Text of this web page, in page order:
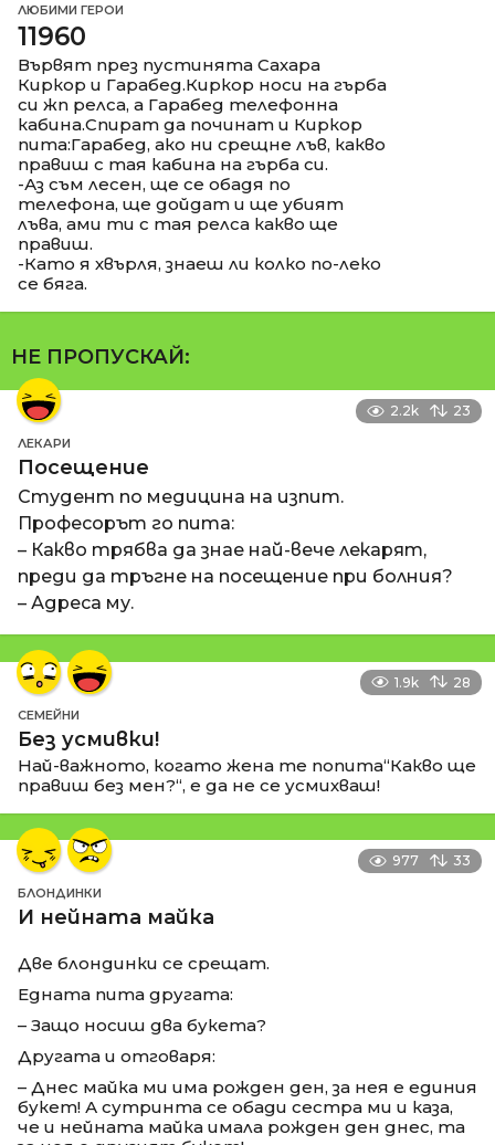
ЛЮБИМИ ГЕРОИ
11960
Вървят през пустинята Сахара
Киркор и Гарабед.Киркор носи на гърба
си жп релса, а Гарабед телефонна
кабина.Спират да починат и Киркор
пита:Гарабед, ако ни срещне лъв, какво
правиш с тая кабина на гърба си.
-Аз съм лесен, ще се обадя по
телефона, ще дойдат и ще убият
лъва, ами ти с тая релса какво ще
правиш.
-Като я хвърля, знаеш ли колко по-леко
се бяга.
НЕ ПРОПУСКАЙ:
2.2k 23
ЛЕКАРИ
Посещение
Студент по медицина на изпит.
Професорът го пита:
– Какво трябва да знае най-вече лекарят,
преди да тръгне на посещение при болния?
– Адреса му.
1.9k 28
СЕМЕЙНИ
Без усмивки!
Най-важното, когато жена те попита“Какво ще
правиш без мен?“, е да не се усмихваш!
977 33
БЛОНДИНКИ
И нейната майка
Две блондинки се срещат.
Едната пита другата:
– Защо носиш два букета?
Другата и отговаря:
– Днес майка ми има рожден ден, за нея е единия
букет! А сутринта се обади сестра ми и каза,
че и нейната майка имала рожден ден днес, та